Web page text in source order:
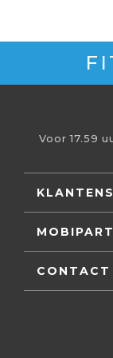
Voor 17.59
CONTACT